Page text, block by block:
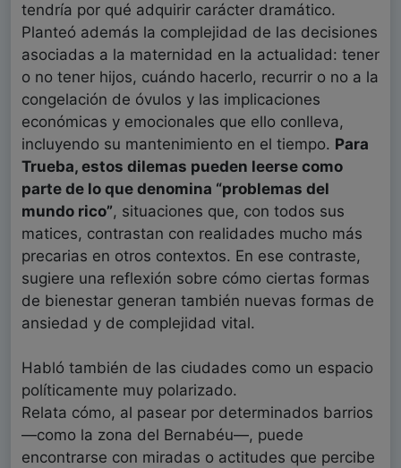
tendría por qué adquirir carácter dramático.
Planteó además la complejidad de las decisiones
asociadas a la maternidad en la actualidad: tener
o no tener hijos, cuándo hacerlo, recurrir o no a la
congelación de óvulos y las implicaciones
económicas y emocionales que ello conlleva,
incluyendo su mantenimiento en el tiempo. Para
Trueba, estos dilemas pueden leerse como
parte de lo que denomina “problemas del
mundo rico”, situaciones que, con todos sus
matices, contrastan con realidades mucho más
precarias en otros contextos. En ese contraste,
sugiere una reflexión sobre cómo ciertas formas
de bienestar generan también nuevas formas de
ansiedad y de complejidad vital.
Habló también de las ciudades como un espacio
políticamente muy polarizado.
Relata cómo, al pasear por determinados barrios
—como la zona del Bernabéu—, puede
encontrarse con miradas o actitudes que percibe